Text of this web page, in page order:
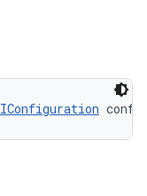
IConfiguration